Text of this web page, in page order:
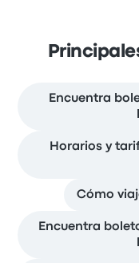
Encuentra
Horarios y
Cómo
Encuentra